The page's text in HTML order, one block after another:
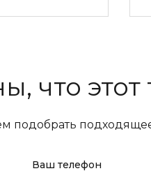
что
подобрать
Ваш телефон